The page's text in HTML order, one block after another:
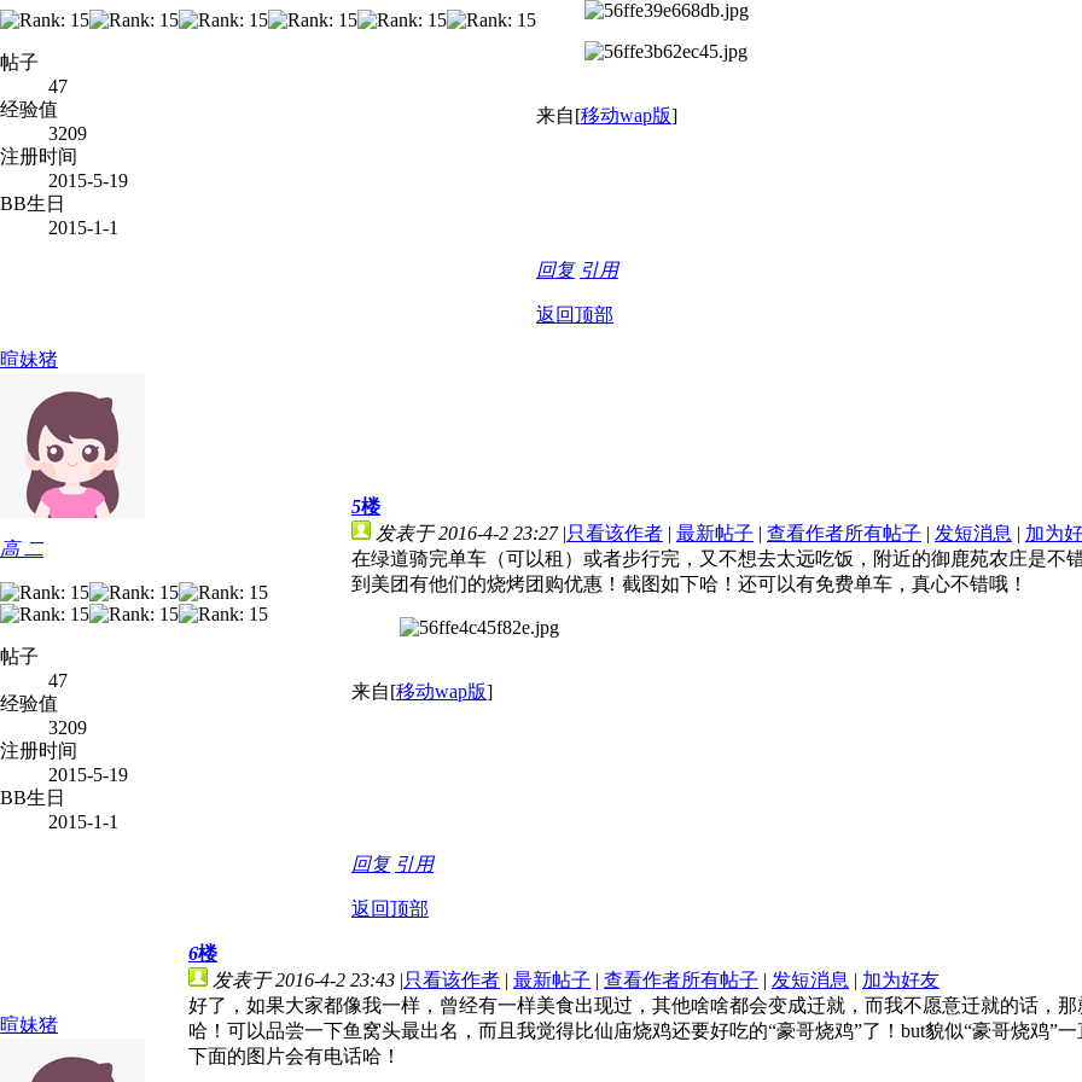
帖子
47
经验值
3209
注册时间
2015-5-19
BB生日
2015-1-1
来自[移动wap版]
回复 引用
返回顶部
暄妹猪
高 二
帖子
47
经验值
3209
注册时间
2015-5-19
BB生日
2015-1-1
5楼
发表于 2016-4-2 23:27 |只看该作者 | 最新帖子 | 查看作者所有帖子 | 发短消息 | 加为
在绿道骑完单车（可以租）或者步行完，又不想去太远吃饭，附近的御鹿苑农庄是
到美团有他们的烧烤团购优惠！截图如下哈！还可以有免费单车，真心不错哦！
来自[移动wap版]
回复 引用
返回顶部
暄妹猪
6楼
发表于 2016-4-2 23:43 |只看该作者 | 最新帖子 | 查看作者所有帖子 | 发短消息 | 加为好友
好了，如果大家都像我一样，曾经有一样美食出现过，其他啥啥都会变成迁就，而我不愿意迁就的话，
哈！可以品尝一下鱼窝头最出名，而且我觉得比仙庙烧鸡还要好吃的“豪哥烧鸡”了！but貌似“豪哥烧鸡”
下面的图片会有电话哈！